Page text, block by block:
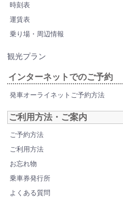
時刻表
運賃表
乗り場・周辺情報
観光プラン
インターネットでのご予約
発車オーライネットご予約方法
ご利用方法・ご案内
ご予約方法
ご利用方法
お忘れ物
乗車券発行所
よくある質問